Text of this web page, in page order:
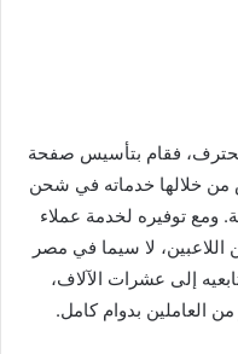
فقام بتأسيس صفحة
من خلالها خدماته في شحن
ومع توفيره لخدمة عملاء
لا سيما في مصر
إلى عشرات الآلاف،
العاملين بدوام كامل.